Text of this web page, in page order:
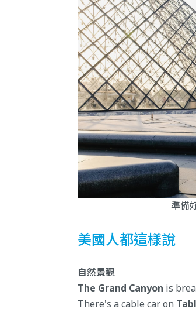
準備
美國人都這樣說
自然景觀
The Grand Canyon is
There's a cable car on